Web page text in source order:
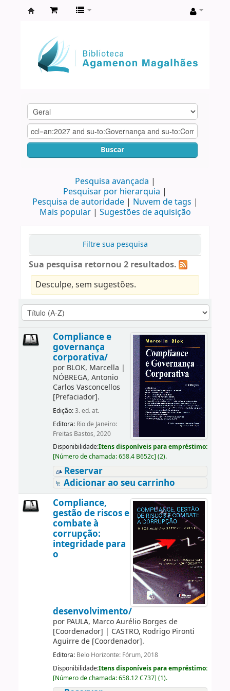
Agamenon
Magalhães
Buscar
Pesquisa avançada
Pesquisar por hierarquia
Pesquisa de autoridade
Nuvem de tags
Mais popular
Sugestões de aquisição
Filtre sua pesquisa
Sua pesquisa retornou 2 resultados.
Desculpe, sem sugestões.
Compliance e
governança
corporativa/
por BLOK, Marcella |
NÓBREGA, Antonio
Carlos Vasconcellos
[Prefaciador].
Edição:3. ed. at.
Editora: Rio de Janeiro:
Freitas Bastos, 2020
Disponibilidade:Itens disponíveis para empréstimo:
[Número de chamada:658.4 B652c] (2).
Reservar
Adicionar ao seu carrinho
Compliance,
gestão de riscos e
combate à
corrupção:
integridade para
o
desenvolvimento/
por PAULA, Marco Aurélio Borges de
[Coordenador] | CASTRO, Rodrigo Pironti
Aguirre de[Coordenador].
Editora: Belo Horizonte: Fórum, 2018
Disponibilidade:Itens disponíveis para empréstimo:
[Número de chamada:658.12 C737] (1).